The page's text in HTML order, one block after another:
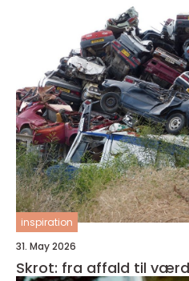
inspiration
31. May 2026
Skrot: fra affald til